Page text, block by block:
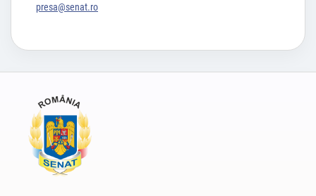
presa@senat.ro